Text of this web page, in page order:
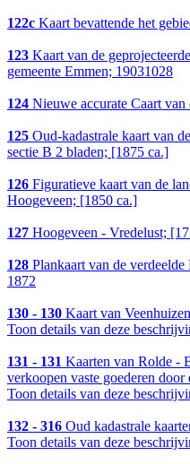
122c Kaart bevattende het
123 Kaart van de
gemeente Emmen; 19031028
124 Nieuwe accurate Caart
125 Oud-kadastrale kaart van
sectie B 2 bladen; [1875 ca.]
126 Figuratieve kaart van de
Hoogeveen; [1850 ca.]
127 Hoogeveen - Vredelust;
128 Plankaart van de
1872
130 - 130 Kaart van
Toon details van deze
131 - 131 Kaarten van Rolde -
verkoopen vaste goederen
Toon details van deze
132 - 316 Oud kadastrale
Toon details van deze